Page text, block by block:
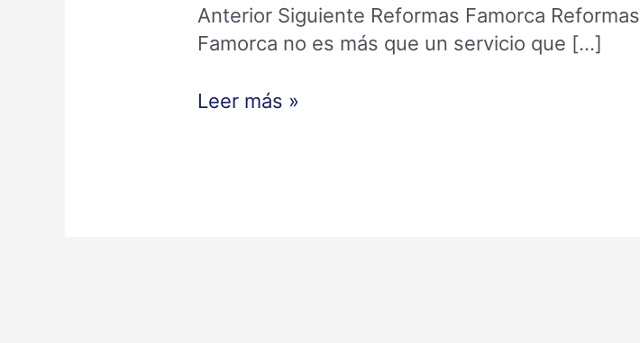
Anterior Siguiente Reformas Famorca Reformas
Famorca no es más que un servicio que […]
Leer más »